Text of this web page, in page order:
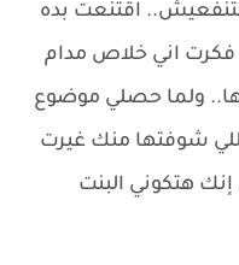
متنفعيش.. اقتنعت بده
فكرت اني خلاص مدام
ولما حصلي موضوع
شوفتها منك غيرت
هتكوني البنت